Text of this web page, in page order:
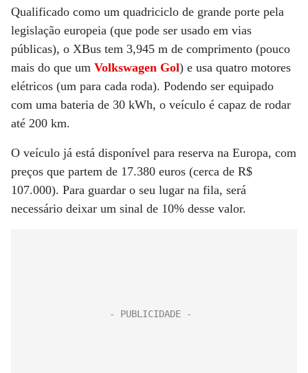
Qualificado como um quadriciclo de grande porte pela
legislação europeia (que pode ser usado em vias
públicas), o XBus tem 3,945 m de comprimento (pouco
mais do que um Volkswagen Gol) e usa quatro motores
elétricos (um para cada roda). Podendo ser equipado
com uma bateria de 30 kWh, o veículo é capaz de rodar
até 200 km.
O veículo já está disponível para reserva na Europa, com
preços que partem de 17.380 euros (cerca de R$
107.000). Para guardar o seu lugar na fila, será
necessário deixar um sinal de 10% desse valor.